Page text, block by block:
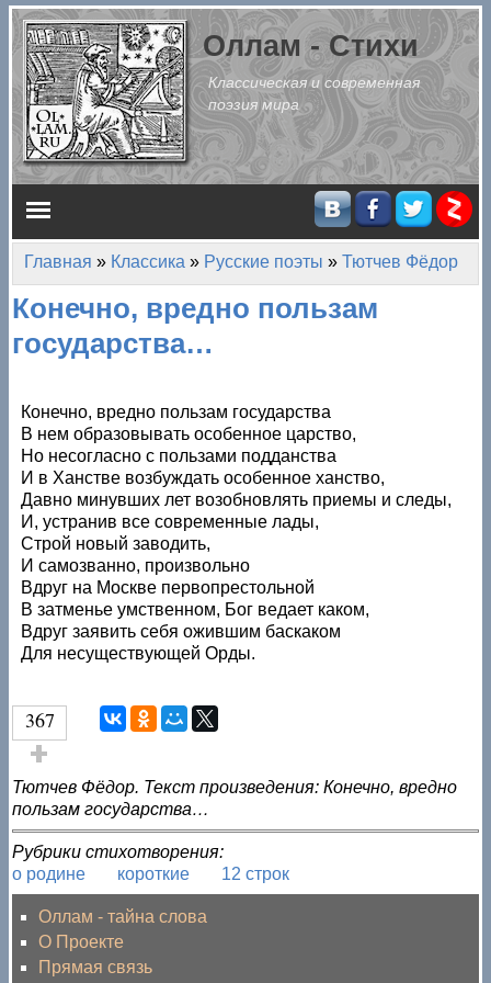
Перейти к основному содержанию
Оллам - Стихи
Классическая и современная
поэзия мира
Главное меню
Вы здесь
Главная » Классика » Русские поэты » Тютчев Фёдор
Конечно, вредно пользам
государства…
Конечно, вредно пользам государства
В нем образовывать особенное царство,
Но несогласно с пользами подданства
И в Ханстве возбуждать особенное ханство,
Давно минувших лет возобновлять приемы и следы,
И, устранив все современные лады,
Строй новый заводить,
И самозванно, произвольно
Вдруг на Москве первопрестольной
В затменье умственном, Бог ведает каком,
Вдруг заявить себя ожившим баскаком
Для несуществующей Орды.
367
Голос за!
Тютчев Фёдор. Текст произведения: Конечно, вредно
пользам государства…
Рубрики стихотворения:
о родине
короткие 12 строк
Оллам - тайна слова
О Проекте
Прямая связь